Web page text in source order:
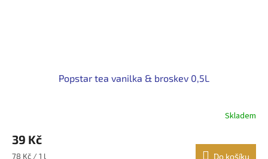
Popstar tea vanilka & broskev 0,5L
Skladem
39 Kč
Měrná
78 Kč / 1 l Do košíku